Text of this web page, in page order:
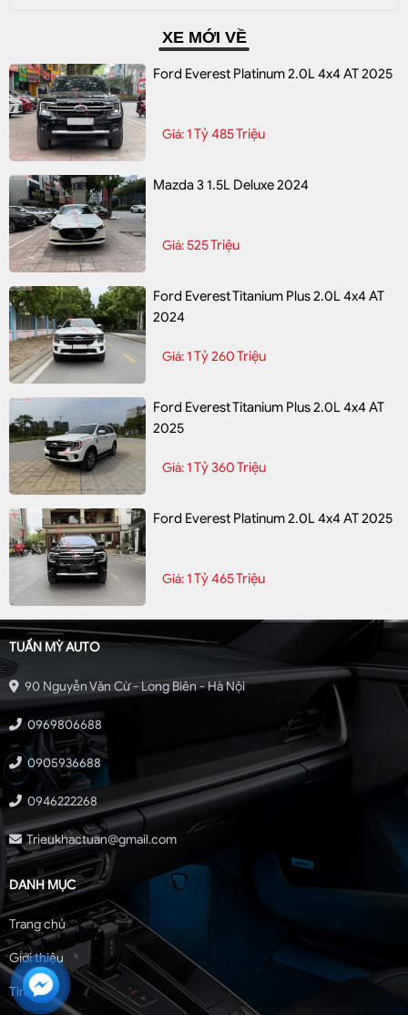
XE MỚI VỀ
Ford Everest Platinum 2.0L 4x4 AT 2025
Giá: 1 Tỷ 485 Triệu
Mazda 3 1.5L Deluxe 2024
Giá:525 Triệu
Ford Everest Titanium Plus 2.0L 4x4 AT
2024
Giá: 1 Tỷ 260 Triệu
Ford Everest Titanium Plus 2.0L 4x4 AT
2025
Giá: 1 Tỷ 360 Triệu
Ford Everest Platinum 2.0L 4x4 AT 2025
Giá: 1 Tỷ 465 Triệu
DANH MỤC
Trang chủ
Giới thiệu
Tin tức
TUẤN MỲ AUTO
90 Nguyễn Văn Cừ - Long Biên - Hà Nội
0969806688
0905936688
0946222268
Trieukhactuan@gmail.com